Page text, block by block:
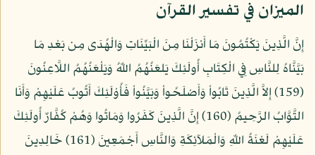
الميزان في تفسير القرآن
إِنَّ الَّذِينَ يَكْتُمُونَ مَا أَنزَلْنَا مِنَ الْبَيِّنَاتِ وَالْهُدَى مِن بَعْدِ مَا
بَيَّنَّاهُ لِلنَّاسِ فِي الْكِتَابِ أُولَئِكَ يَلعَنُهُمُ اللّهُ وَيَلْعَنُهُمُ اللَّاعِنُونَ
(159) إِلاَّ الَّذِينَ تَابُواْ وَأَصْلَحُواْ وَبَيَّنُواْ فَأُوْلَئِكَ أَتُوبُ عَلَيْهِمْ وَأَنَا
التَّوَّابُ الرَّحِيمُ (160) إِنَّ الَّذِينَ كَفَرُوا وَمَاتُوا وَهُمْ كُفَّارٌ أُولَئِكَ
عَلَيْهِمْ لَعْنَةُ اللّهِ وَالْمَلآئِكَةِ وَالنَّاسِ أَجْمَعِينَ (161) خَالِدِينَ